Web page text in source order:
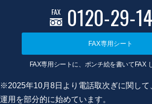
FAX 0120-29-
FAX専用シート
FAX専用シートに、ポンチ絵を書いてFAX
※2025年10月8日より電話取次ぎに関して
運用を部分的に始めています。